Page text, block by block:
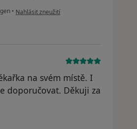
• podle názoru uživatele Nikol
Nahlásit zneužití
na svém místě. I
doporučovat. Děkuji za